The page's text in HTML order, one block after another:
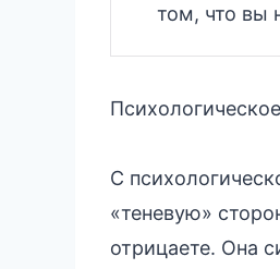
том, что вы
С
«теневую»
отрицаете. Она